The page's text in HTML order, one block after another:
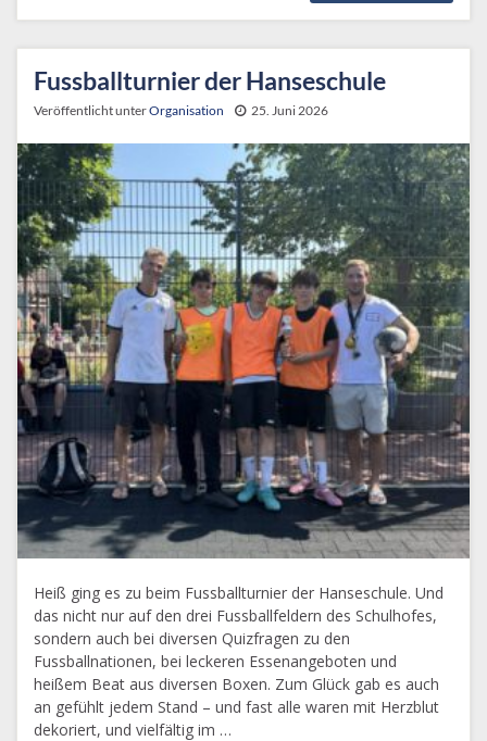
Fussballturnier der Hanseschule
Veröffentlicht unterOrganisation 25. Juni 2026
Heiß ging es zu beim Fussballturnier der Hanseschule. Und
das nicht nur auf den drei Fussballfeldern des Schulhofes,
sondern auch bei diversen Quizfragen zu den
Fussballnationen, bei leckeren Essenangeboten und
heißem Beat aus diversen Boxen. Zum Glück gab es auch
an gefühlt jedem Stand – und fast alle waren mit Herzblut
dekoriert, und vielfältig im …